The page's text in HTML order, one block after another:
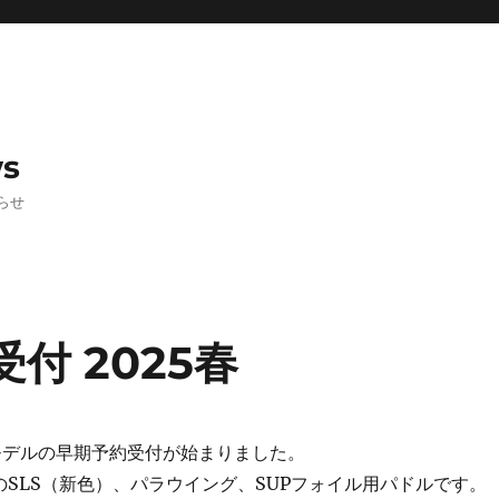
せ
付 2025春
ルの早期予約受付が始まりました。
（新色）、パラウイング、SUPフォイル用パドルです。